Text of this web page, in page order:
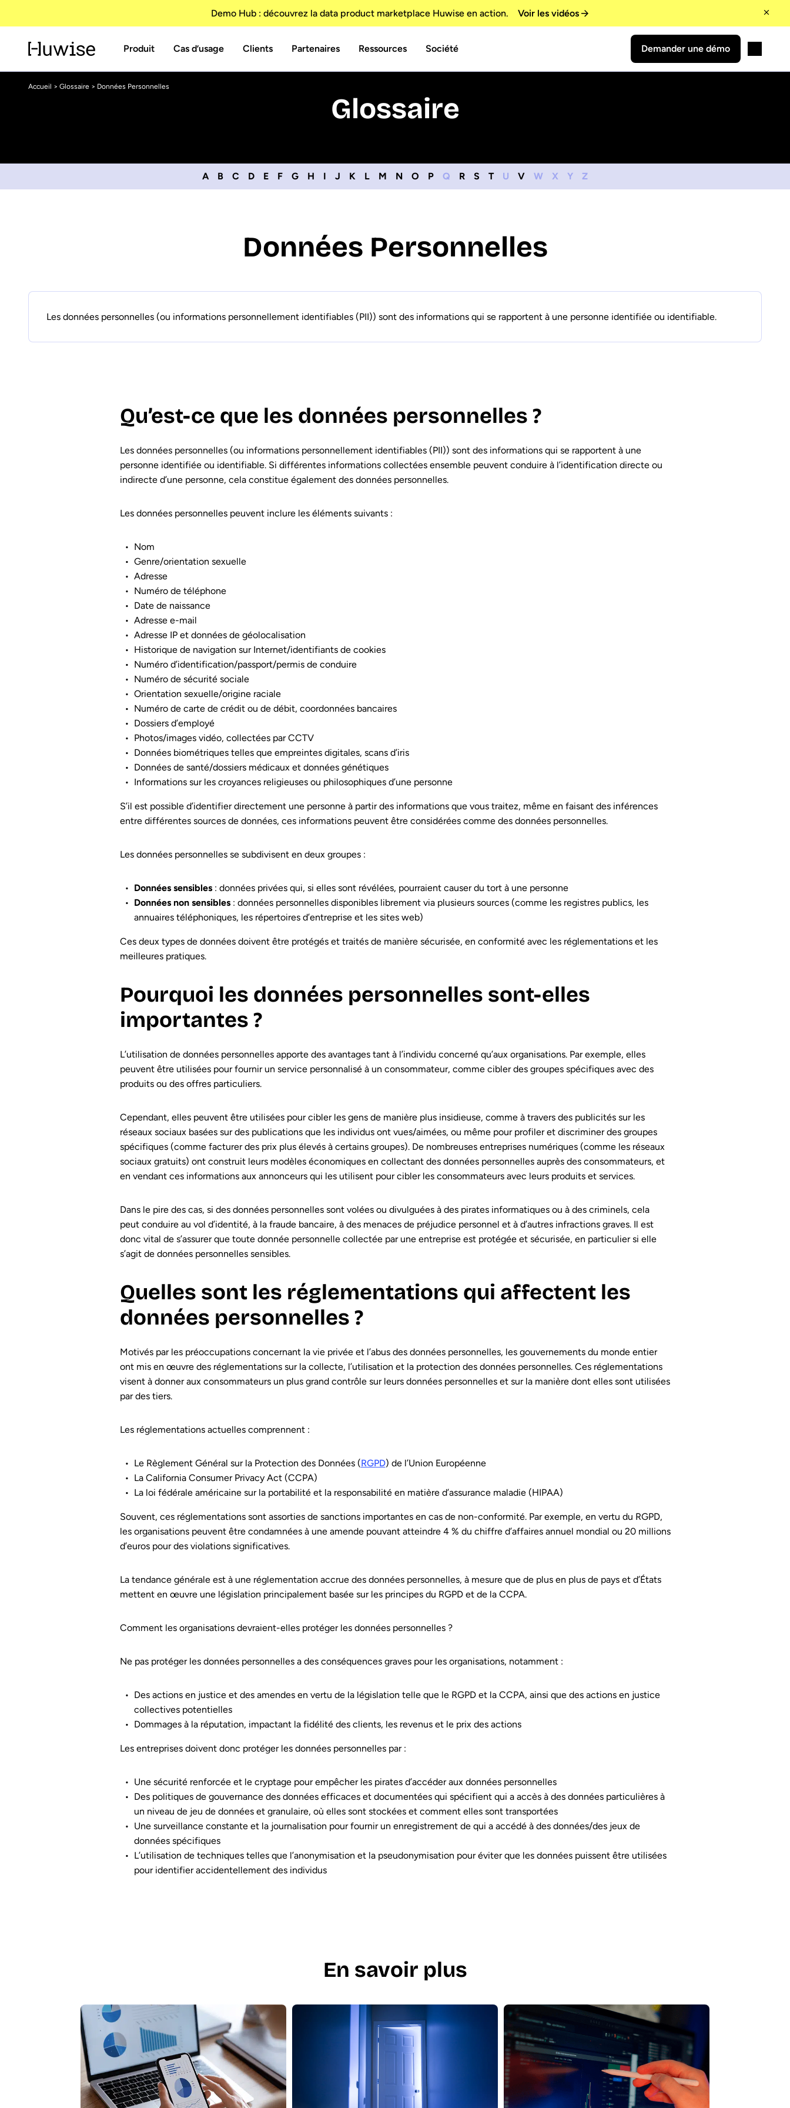
Demo Hub : découvrez la data product marketplace Huwise en action. Voir les vidéos
Produit Cas d’usage Clients Partenaires Ressources Société Demander une démo
Accueil > Glossaire > Données Personnelles
Glossaire
A B C D E F G H I J K L M N O P Q R S T U V W X Y Z
Données Personnelles
Les données personnelles (ou informations personnellement identifiables (PII)) sont des informations qui se rapportent à une personne identifiée ou identifiable.
Qu’est-ce que les données personnelles ?
Les données personnelles (ou informations personnellement identifiables (PII)) sont des informations qui se rapportent à une
personne identifiée ou identifiable. Si différentes informations collectées ensemble peuvent conduire à l’identification directe ou
indirecte d’une personne, cela constitue également des données personnelles.
Les données personnelles peuvent inclure les éléments suivants :
Nom
Genre/orientation sexuelle
Adresse
Numéro de téléphone
Date de naissance
Adresse e-mail
Adresse IP et données de géolocalisation
Historique de navigation sur Internet/identifiants de cookies
Numéro d’identification/passport/permis de conduire
Numéro de sécurité sociale
Orientation sexuelle/origine raciale
Numéro de carte de crédit ou de débit, coordonnées bancaires
Dossiers d’employé
Photos/images vidéo, collectées par CCTV
Données biométriques telles que empreintes digitales, scans d’iris
Données de santé/dossiers médicaux et données génétiques
Informations sur les croyances religieuses ou philosophiques d’une personne
S’il est possible d’identifier directement une personne à partir des informations que vous traitez, même en faisant des inférences
entre différentes sources de données, ces informations peuvent être considérées comme des données personnelles.
Les données personnelles se subdivisent en deux groupes :
Données sensibles: données privées qui, si elles sont révélées, pourraient causer du tort à une personne
Données non sensibles: données personnelles disponibles librement via plusieurs sources (comme les registres publics, les
annuaires téléphoniques, les répertoires d’entreprise et les sites web)
Ces deux types de données doivent être protégés et traités de manière sécurisée, en conformité avec les réglementations et les
meilleures pratiques.
Pourquoi les données personnelles sont-elles
importantes ?
L’utilisation de données personnelles apporte des avantages tant à l’individu concerné qu’aux organisations. Par exemple, elles
peuvent être utilisées pour fournir un service personnalisé à un consommateur, comme cibler des groupes spécifiques avec des
produits ou des offres particuliers.
Cependant, elles peuvent être utilisées pour cibler les gens de manière plus insidieuse, comme à travers des publicités sur les
réseaux sociaux basées sur des publications que les individus ont vues/aimées, ou même pour profiler et discriminer des groupes
spécifiques (comme facturer des prix plus élevés à certains groupes). De nombreuses entreprises numériques (comme les réseaux
sociaux gratuits) ont construit leurs modèles économiques en collectant des données personnelles auprès des consommateurs, et
en vendant ces informations aux annonceurs qui les utilisent pour cibler les consommateurs avec leurs produits et services.
Dans le pire des cas, si des données personnelles sont volées ou divulguées à des pirates informatiques ou à des criminels, cela
peut conduire au vol d’identité, à la fraude bancaire, à des menaces de préjudice personnel et à d’autres infractions graves. Il est
donc vital de s’assurer que toute donnée personnelle collectée par une entreprise est protégée et sécurisée, en particulier si elle
s’agit de données personnelles sensibles.
Quelles sont les réglementations qui affectent les
données personnelles ?
Motivés par les préoccupations concernant la vie privée et l’abus des données personnelles, les gouvernements du monde entier
ont mis en œuvre des réglementations sur la collecte, l’utilisation et la protection des données personnelles. Ces réglementations
visent à donner aux consommateurs un plus grand contrôle sur leurs données personnelles et sur la manière dont elles sont utilisées
par des tiers.
Les réglementations actuelles comprennent :
Le Règlement Général sur la Protection des Données (RGPD) de l’Union Européenne
La California Consumer Privacy Act (CCPA)
La loi fédérale américaine sur la portabilité et la responsabilité en matière d’assurance maladie (HIPAA)
Souvent, ces réglementations sont assorties de sanctions importantes en cas de non-conformité. Par exemple, en vertu du RGPD,
les organisations peuvent être condamnées à une amende pouvant atteindre 4 % du chiffre d’affaires annuel mondial ou 20 millions
d’euros pour des violations significatives.
La tendance générale est à une réglementation accrue des données personnelles, à mesure que de plus en plus de pays et d’États
mettent en œuvre une législation principalement basée sur les principes du RGPD et de la CCPA.
Comment les organisations devraient-elles protéger les données personnelles ?
Ne pas protéger les données personnelles a des conséquences graves pour les organisations, notamment :
Des actions en justice et des amendes en vertu de la législation telle que le RGPD et la CCPA, ainsi que des actions en justice
collectives potentielles
Dommages à la réputation, impactant la fidélité des clients, les revenus et le prix des actions
Les entreprises doivent donc protéger les données personnelles par :
Une sécurité renforcée et le cryptage pour empêcher les pirates d’accéder aux données personnelles
Des politiques de gouvernance des données efficaces et documentées qui spécifient qui a accès à des données particulières à
un niveau de jeu de données et granulaire, où elles sont stockées et comment elles sont transportées
Une surveillance constante et la journalisation pour fournir un enregistrement de qui a accédé à des données/des jeux de
données spécifiques
L’utilisation de techniques telles que l’anonymisation et la pseudonymisation pour éviter que les données puissent être utilisées
pour identifier accidentellement des individus
En savoir plus